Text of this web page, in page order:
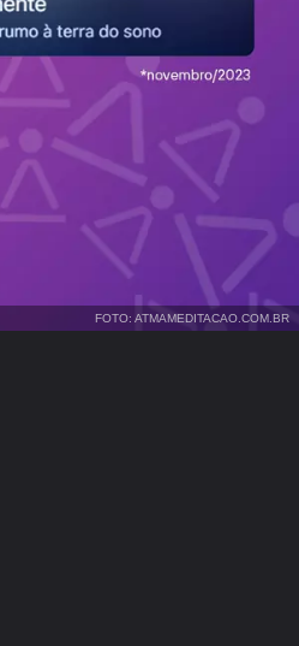
FOTO: ATMAMEDITACAO.COM.BR